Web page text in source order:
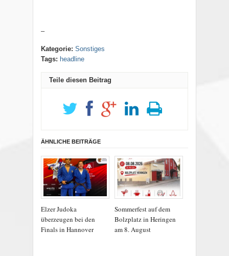
–
Kategorie: Sonstiges
Tags: headline
Teile diesen Beitrag
ÄHNLICHE BEITRÄGE
Elzer Judoka
überzeugen bei den
Finals in Hannover
Sommerfest auf dem
Bolzplatz in Heringen
am 8. August